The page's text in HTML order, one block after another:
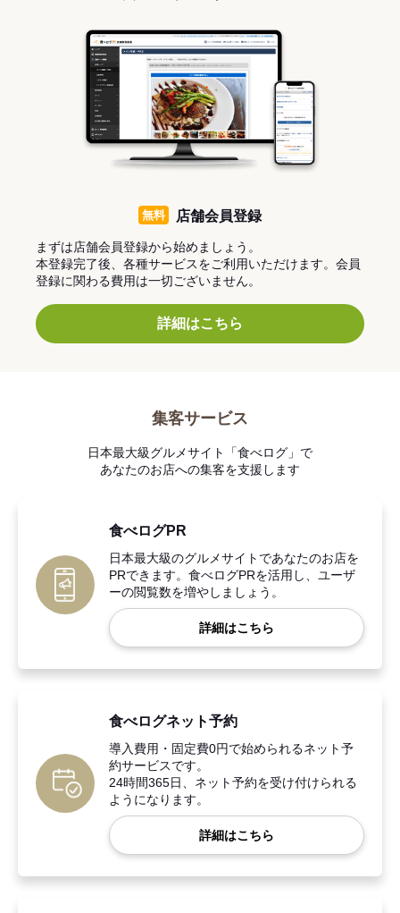
無料 店舗会員登録
まずは店舗会員登録から始めましょう。
本登録完了後、各種サービスをご利用いただけます。会員
登録に関わる費用は一切ございません。
詳細はこちら
集客サービス
日本最大級グルメサイト「食べログ」で
あなたのお店への集客を支援します
食べログPR
日本最大級のグルメサイトであなたのお店を
PRできます。食べログPRを活用し、ユーザ
ーの閲覧数を増やしましょう。
詳細はこちら
食べログネット予約
導入費用・固定費0円で始められるネット予
約サービスです。
24時間365日、ネット予約を受け付けられる
ようになります。
詳細はこちら